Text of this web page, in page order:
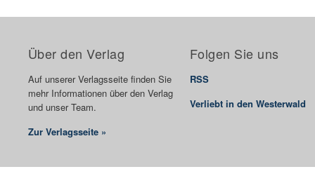
Über den Verlag
Auf unserer Verlagsseite finden Sie
mehr Informationen über den Verlag
und unser Team.
Zur Verlagsseite »
Folgen Sie uns
RSS
Verliebt in den Westerwald